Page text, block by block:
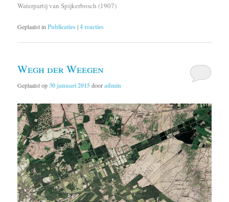
Waterpartij van Spijkerbosch (1907)
Geplaatst in Publicaties|4reacties
Wegh der Weegen
Geplaatst op30 januari 2015dooradmin